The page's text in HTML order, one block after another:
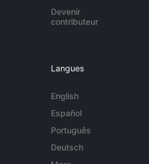
Devenir
contributeur
Langues
English
Español
Português
Deutsch